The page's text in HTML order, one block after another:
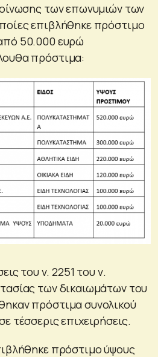
των επωνυμιών των
επιβλήθηκε πρόστιμο
50.000 ευρώ
πρόστιμα:
ν. 2251 του ν.
των δικαιωμάτων του
πρόστιμα συνολικού
τέσσερις επιχειρήσεις.
πρόστιμο ύψους